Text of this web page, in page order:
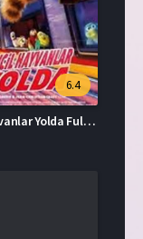
6.4
Evcil Hayvanlar Yolda Full İzle